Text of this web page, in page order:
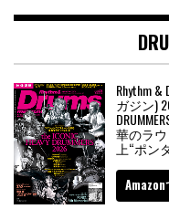
Rhythm
ガジン)
華のラ
上“ポン